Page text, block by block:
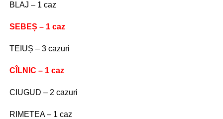
BLAJ – 1 caz
SEBEȘ – 1 caz
TEIUȘ – 3 cazuri
CÎLNIC – 1 caz
CIUGUD – 2 cazuri
RIMETEA – 1 caz